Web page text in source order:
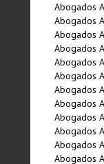
Abogados
Abogados
Abogados
Abogados
Abogados
Abogados
Abogados
Abogados
Abogados
Abogados
Abogados
Abogados